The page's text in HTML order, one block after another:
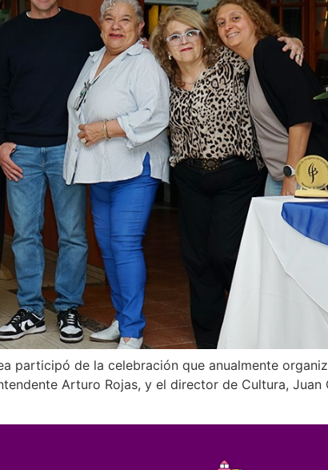
participó de la celebración que anualmente
Arturo Rojas, y el director de Cultura, Juan